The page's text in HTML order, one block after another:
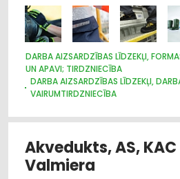
DARBA AIZSARDZĪBAS LĪDZEKĻI,
UN APAVI; TIRDZNIECĪBA
DARBA AIZSARDZĪBAS LĪDZEKĻI,
VAIRUMTIRDZNIECĪBA
RAŽOŠANA
APĢĒRBI: TIRDZNIECĪBA
APAVI:
INSTRUMENTU UN DARBARĪKU
Akvedukts, AS, KAC
Valmiera